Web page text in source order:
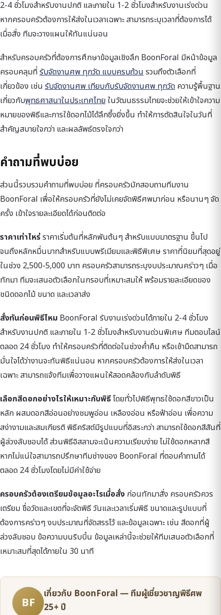
2-4 ชั่วโมงสำหรับงานปกติ และภายใน 1-2 ชั่วโมงสำหรับงานเร่งด่วน
หากครอบครัวต้องการให้ส่งในเวลาเฉพาะ สามารถระบุเวลาที่ต้องการได้
เมื่อสั่ง ทีมจะวางแผนให้ทันแน่นอน
สำหรับครอบครัวที่ต้องการศึกษาข้อมูลเชิงลึก BoonForal มีหน้าข้อมูล
ครอบคลุมที่รับจัดงานศพ ทุกวัด แบบครบถ้วนรวมถึงตัวเลือกที่
เกี่ยวข้อง เช่น รับจัดงานศพ เทียบกับรับจัดงานศพ ทุกวัด ความรู้พื้นฐาน
เกี่ยวกับพุทธศาสนาในประเทศไทยในวัฒนธรรมไทยจะช่วยให้เข้าใจความ
หมายของพิธีและการใช้ดอกไม้ได้ลึกซึ้งยิ่งขึ้น ทำให้การตัดสินใจในวันที่
สำคัญสบายใจกว่า และผลลัพธ์ตรงใจกว่า
คำถามที่พบบ่อย
ส่วนนี้รวบรวมคำถามที่พบบ่อย ที่ครอบครัวมักสอบถามทีมงาน
BoonForal เพื่อให้ครอบครัวที่ยังไม่เคยจัดพิธีศพมาก่อน หรือนานๆ จัด
ครั้ง เข้าใจรายละเอียดได้ก่อนติดต่อ
ราคาเท่าไหร่ราคาเริ่มต้นที่หลักพันต้นๆ สำหรับแบบมาตรฐาน ขึ้นไป
จนถึงหลักหมื่นบาทสำหรับแบบพรีเมียมและพิธีพิเศษ ราคาที่นิยมที่สุดอยู่
ในช่วง 2,500-5,000 บาท ครอบครัวสามารถระบุงบประมาณคร่าวๆ เมื่อ
ทักมา ทีมจะเสนอตัวเลือกในกรอบที่เหมาะสมให้ พร้อมรายละเอียดของ
ชนิดดอกไม้ ขนาด และเวลาส่ง
สั่งทันก่อนพิธีไหม BoonForal รับงานเร่งด่วนได้ภายใน 2-4 ชั่วโมง
สำหรับงานปกติ และภายใน 1-2 ชั่วโมงสำหรับงานด่วนพิเศษ ทีมตอบไลน์
ตลอด 24 ชั่วโมง ทำให้ครอบครัวที่ติดต่อในช่วงค่ำคืน หรือเช้ามืดสามารถ
มั่นใจได้ว่างานจะทันพิธีแน่นอน หากครอบครัวต้องการให้ส่งในเวลา
เฉพาะ สามารถแจ้งทีมเพื่อวางแผนให้สอดคล้องกับลำดับพิธี
เลือกสีดอกอย่างไรให้เหมาะกับพิธีโดยทั่วไปพิธีพุทธใช้ดอกสีขาวเป็น
หลัก ผสมดอกสีอ่อนอย่างชมพูอ่อน เหลืองอ่อน หรือฟ้าอ่อน เพื่อความ
สง่างามและสมเกียรติ พิธีคริสต์มีรูปแบบที่อิสระกว่า สามารถใช้ดอกสีสันที่
ผู้ล่วงลับชอบได้ ส่วนพิธีอิสลามจะเน้นความเรียบง่าย ไม่ใช้ดอกหลากสี
หากไม่แน่ใจสามารถปรึกษาทีมช่างของ BoonForal ที่ตอบคำถามได้
ตลอด 24 ชั่วโมงโดยไม่มีค่าใช้จ่าย
ครอบครัวต้องเตรียมข้อมูลอะไรเมื่อสั่ง ก่อนทักมาสั่ง ครอบครัวควร
เตรียม ชื่อวัดและเขตที่จะจัดพิธี วันและเวลาเริ่มพิธี ขนาดและรูปแบบที่
ต้องการคร่าวๆ งบประมาณที่จัดสรรไว้ และข้อมูลเฉพาะ เช่น สีดอกที่ผู้
ล่วงลับชอบ ข้อความบนริบบิ้น ข้อมูลเหล่านี้จะช่วยให้ทีมเสนอตัวเลือกที่
เหมาะสมที่สุดได้ภายใน 30 นาที
BF
เกี่ยวกับ BoonForal — ทีมผู้เชี่ยวชาญพิธีศพ
25+ ปี